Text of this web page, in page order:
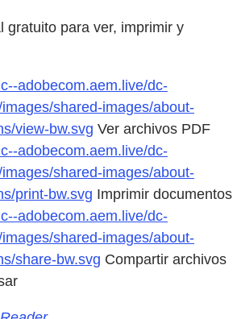
gratuito para ver, imprimir y
adobecom.aem.live/dc-
shared-images/about-
view-bw.svg Ver archivos PDF
adobecom.aem.live/dc-
shared-images/about-
print-bw.svg Imprimir documentos
adobecom.aem.live/dc-
shared-images/about-
share-bw.svg Compartir archivos